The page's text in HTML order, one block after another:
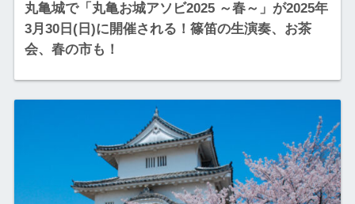
丸亀城で「丸亀お城アソビ2025 ～春～」が2025年
3月30日(日)に開催される！篠笛の生演奏、お茶
会、春の市も！